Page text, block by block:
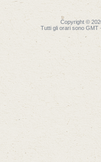
Copyright ©
Tutti gli orari sono GMT